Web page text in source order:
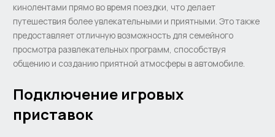
кинолентами прямо во время поездки, что делает
путешествия более увлекательными и приятными. Это также
предоставляет отличную возможность для семейного
просмотра развлекательных программ, способствуя
общению и созданию приятной атмосферы в автомобиле.
Подключение игровых
приставок